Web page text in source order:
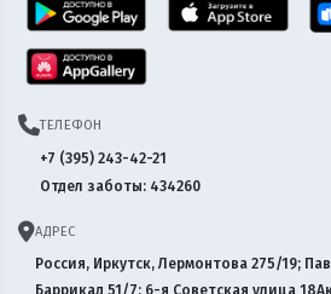
ТЕЛЕФОН
+7 (395) 243-42-21
Отдел заботы: 434260
АДРЕС
Россия, Иркутск, Лермонтова 275/19;
Баррикад 51/7; 6-я Советская улица